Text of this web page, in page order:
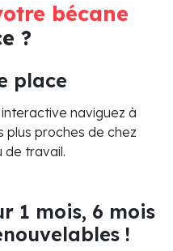
bécane
?
place
naviguez à
plus proches de chez
de travail.
1 mois, 6 mois
!